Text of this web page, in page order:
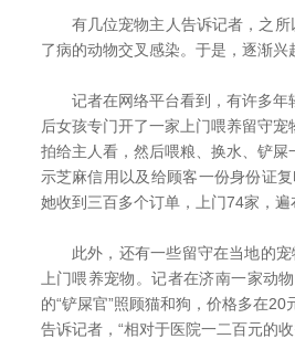
有几位宠物主人告诉记者，之所
了病的动物交叉感染。于是，逐渐
记者在网络平台看到，有许多年
后女孩专门开了一家上门喂养留守
拍给主人看，然后喂粮、换水、铲
示芝麻信用以及给顾客一份身份证
她收到三百多个订单，上门74家，
此外，还有一些留守在当地的宠
上门喂养宠物。记者在济南一家动
的“铲屎官”照顾猫和狗，价格多在
告诉记者，“相对于医院一二百元的